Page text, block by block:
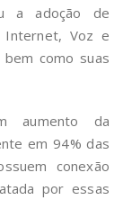
a adoção de
Internet, Voz e
bem como suas
aumento da
em 94% das
conexão
por essas